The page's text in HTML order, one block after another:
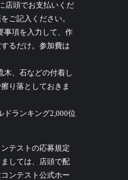
頭でお支払いくだ
ご記入ください。
項を入力して、作
るだけ。参加費は
、石などの付着し
り落としておきま
ランキング2,000位
テストの応募規定
しては、店頭で配
ンテスト公式ホー